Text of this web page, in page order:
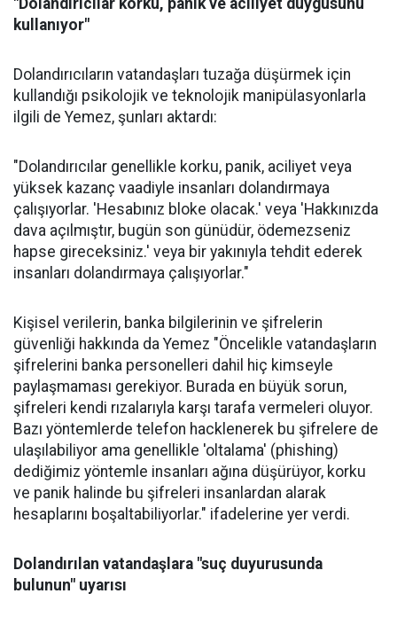
"Dolandırıcılar korku, panik ve aciliyet duygusunu
kullanıyor"
Dolandırıcıların vatandaşları tuzağa düşürmek için
kullandığı psikolojik ve teknolojik manipülasyonlarla
ilgili de Yemez, şunları aktardı:
"Dolandırıcılar genellikle korku, panik, aciliyet veya
yüksek kazanç vaadiyle insanları dolandırmaya
çalışıyorlar. 'Hesabınız bloke olacak.' veya 'Hakkınızda
dava açılmıştır, bugün son günüdür, ödemezseniz
hapse gireceksiniz.' veya bir yakınıyla tehdit ederek
insanları dolandırmaya çalışıyorlar."
Kişisel verilerin, banka bilgilerinin ve şifrelerin
güvenliği hakkında da Yemez "Öncelikle vatandaşların
şifrelerini banka personelleri dahil hiç kimseyle
paylaşmaması gerekiyor. Burada en büyük sorun,
şifreleri kendi rızalarıyla karşı tarafa vermeleri oluyor.
Bazı yöntemlerde telefon hacklenerek bu şifrelere de
ulaşılabiliyor ama genellikle 'oltalama' (phishing)
dediğimiz yöntemle insanları ağına düşürüyor, korku
ve panik halinde bu şifreleri insanlardan alarak
hesaplarını boşaltabiliyorlar." ifadelerine yer verdi.
Dolandırılan vatandaşlara "suç duyurusunda
bulunun" uyarısı